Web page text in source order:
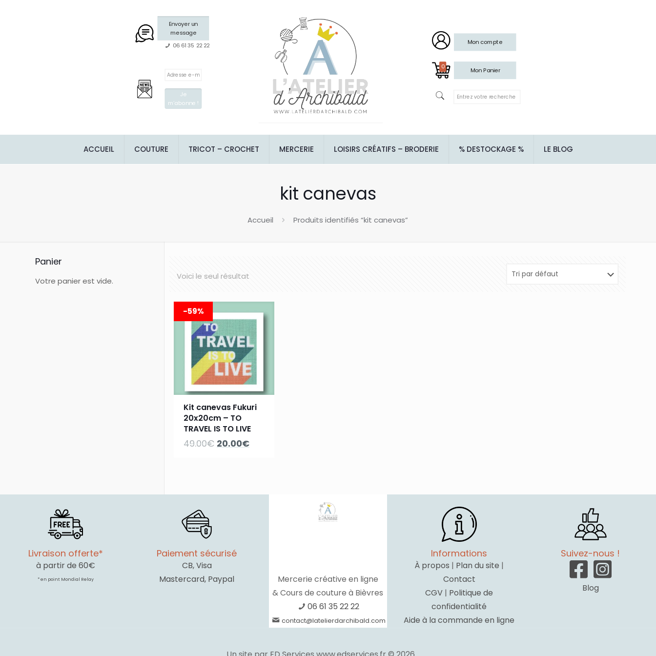
Envoyer un
message
06 61 35 22 22
Mon compte
0 Mon Panier
ACCUEIL COUTURE TRICOT – CROCHET MERCERIE LOISIRS CRÉATIFS – BRODERIE % DESTOCKAGE % LE BLOG
kit canevas
Accueil Produits identifiés “kit canevas”
Voici le seul résultat
-59%
Kit canevas Fukuri
20x20cm – TO
TRAVEL IS TO LIVE
49.00€ Le
49.00€.
20.00€Le
20.00€.
Panier
Votre panier est vide.
Livraison offerte*
à partir de 60€
* en point Mondial Relay
Paiement sécurisé
CB, Visa
Mastercard, Paypal
Mercerie créative en ligne
& Cours de couture à Bièvres
06 61 35 22 22
contact@latelierdarchibald.com
Informations
À propos | Plan du site |
Contact
CGV | Politique de
confidentialité
Aide à la commande en ligne
Suivez-nous !
Blog